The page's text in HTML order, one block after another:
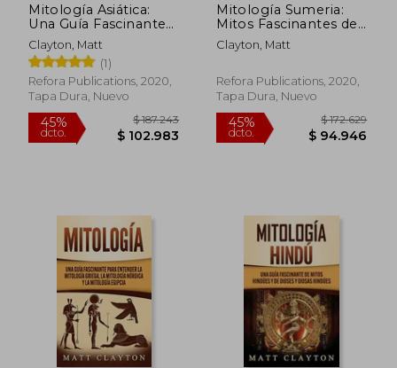
Mitología Asiática:
Una Guía Fascinante
de la Mitología China,
la Mitología Japonesa
y la Mitología Hindú
Clayton, Matt
(1)
Refora Publications, 2020,
Tapa Dura, Nuevo
45%
dcto. $ 102.983
Mitología Sumeria:
Mitos Fascinantes de
los Dioses, Diosas y
Criaturas Legendarias
y su Importancia Para
los Sumerios
Clayton, Matt
Refora Publications, 2020,
Tapa Dura, Nuevo
45%
dcto.